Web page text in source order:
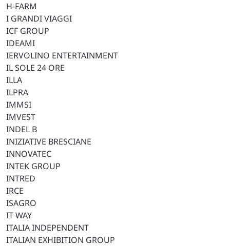
H-FARM
I GRANDI VIAGGI
ICF GROUP
IDEAMI
IERVOLINO ENTERTAINMENT
IL SOLE 24 ORE
ILLA
ILPRA
IMMSI
IMVEST
INDEL B
INIZIATIVE BRESCIANE
INNOVATEC
INTEK GROUP
INTRED
IRCE
ISAGRO
IT WAY
ITALIA INDEPENDENT
ITALIAN EXHIBITION GROUP